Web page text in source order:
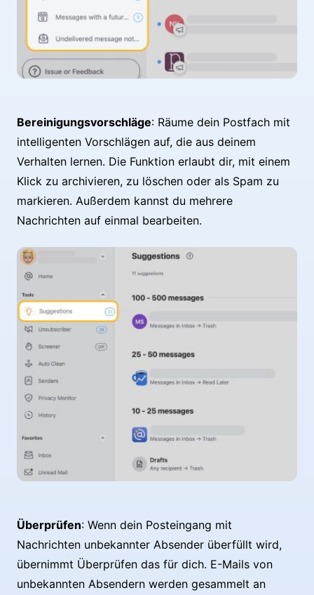
Bereinigungsvorschläge: Räume dein Postfach mit
intelligenten Vorschlägen auf, die aus deinem
Verhalten lernen. Die Funktion erlaubt dir, mit einem
Klick zu archivieren, zu löschen oder als Spam zu
markieren. Außerdem kannst du mehrere
Nachrichten auf einmal bearbeiten.
Überprüfen: Wenn dein Posteingang mit
Nachrichten unbekannter Absender überfüllt wird,
übernimmt Überprüfen das für dich. E-Mails von
unbekannten Absendern werden gesammelt an